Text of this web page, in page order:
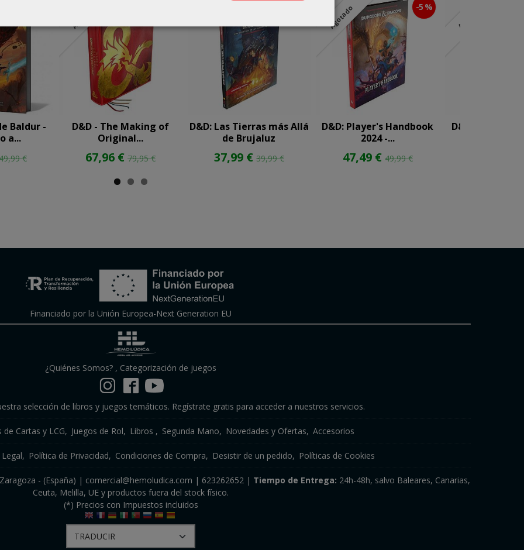
Baldur -
a...
€
D&D - The Making of
Original...
67,96 € 79,95 €
D&D: Las Tierras más Allá
de Brujaluz
37,99 € 39,99 €
Agotado -5 %
D&D: Player's Handbook
2024 -...
47,49 € 49,99 €
Agotado
D&D - Vecna:
Financiado por la Unión Europea-Next Generation EU
¿Quiénes Somos? , Categorización de juegos
selección de libros y juegos temáticos. Regístrate gratis para acceder a nuestros servicios.
de Cartas y LCG Juegos de Rol Libros Segunda Mano Novedades y Ofertas Accesorios
Política de Privacidad Condiciones de Compra Desistir de un pedido Políticas de Cookies
- (España) | comercial@hemoludica.com | 623262652 | Tiempo de Entrega: 24h-48h, salvo Baleares, Canarias,
Ceuta, Melilla, UE y productos fuera del stock físico.
(*) Precios con Impuestos incluidos